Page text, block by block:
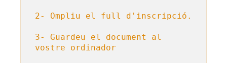
2- Ompliu el full d'inscripció.
3- Guardeu el document al
vostre ordinador